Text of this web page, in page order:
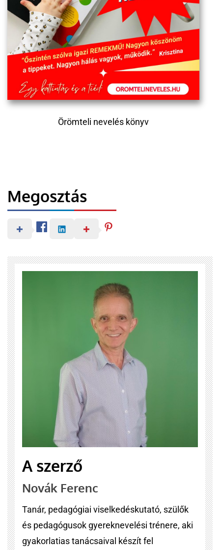
Örömteli nevelés könyv
Megosztás
A szerző
Novák Ferenc
Tanár, pedagógiai viselkedéskutató, szülők
és pedagógusok gyereknevelési trénere, aki
gyakorlatias tanácsaival készít fel